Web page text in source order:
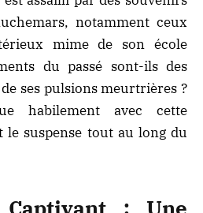
notamment ceux
mime de son école
du passé sont-ils des
ses pulsions meurtrières ?
habilement avec cette
le suspense tout au long du
: Une